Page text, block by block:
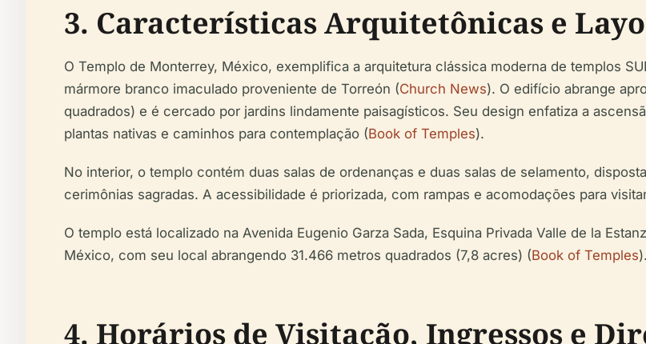
3. Características Arquitetônicas e
O Templo de Monterrey, México, exemplifica a arquitetura clássica moderna de templos
mármore branco imaculado proveniente de Torreón (Church News). O edifício abrange
quadrados) e é cercado por jardins lindamente paisagísticos. Seu design enfatiza a
plantas nativas e caminhos para contemplação (Book of Temples).
No interior, o templo contém duas salas de ordenanças e duas salas de selamento,
cerimônias sagradas. A acessibilidade é priorizada, com rampas e acomodações para
O templo está localizado na Avenida Eugenio Garza Sada, Esquina Privada Valle de la
México, com seu local abrangendo 31.466 metros quadrados (7,8 acres) (Book of Temples).
4. Horários de Visitação, Ingressos e